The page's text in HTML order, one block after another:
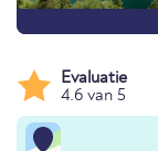
Evaluatie
4.6 van 5